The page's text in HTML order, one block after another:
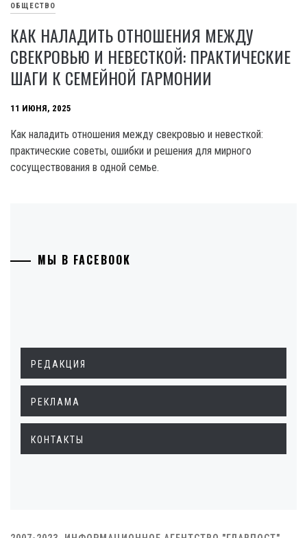
ОБЩЕСТВО
КАК НАЛАДИТЬ ОТНОШЕНИЯ МЕЖДУ
СВЕКРОВЬЮ И НЕВЕСТКОЙ: ПРАКТИЧЕСКИЕ
ШАГИ К СЕМЕЙНОЙ ГАРМОНИИ
11 ИЮНЯ, 2025
Как наладить отношения между свекровью и невесткой:
практические советы, ошибки и решения для мирного
сосуществования в одной семье.
МЫ В FACEBOOK
РЕДАКЦИЯ
РЕКЛАМА
КОНТАКТЫ